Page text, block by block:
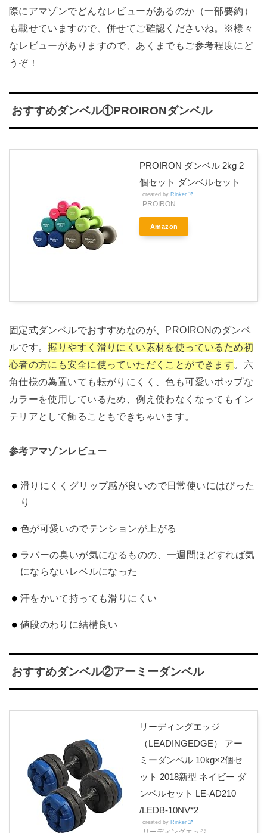
際にアマゾンでどんなレビューがあるのか（一部要約）
も載せていますので、併せてご確認くださいね。※様々
なレビューがありますので、あくまでもご参考程度にど
うぞ！
おすすめダンベル①PROIRONダンベル
PROIRON ダンベル 2kg 2
個セット ダンベルセット
created by Rinker
PROIRON
Amazon
固定式ダンベルでおすすめなのが、PROIRONのダンベ
ルです。握りやすく滑りにくい素材を使っているため初
心者の方にも安全に使っていただくことができます。六
角仕様の為置いても転がりにくく、色も可愛いポップな
カラーを使用しているため、例え使わなくなってもイン
テリアとして飾ることもできちゃいます。
参考アマゾンレビュー
滑りにくくグリップ感が良いので日常使いにはぴった
り
色が可愛いのでテンションが上がる
ラバーの臭いが気になるものの、一週間ほどすれば気
にならないレベルになった
汗をかいて持っても滑りにくい
値段のわりに結構良い
おすすめダンベル②アーミーダンベル
リーディングエッジ
（LEADINGEDGE） アー
ミーダンベル 10kg×2個セ
ット 2018新型 ネイビー ダ
ンベルセット LE-AD210
/LEDB-10NV*2
created by Rinker